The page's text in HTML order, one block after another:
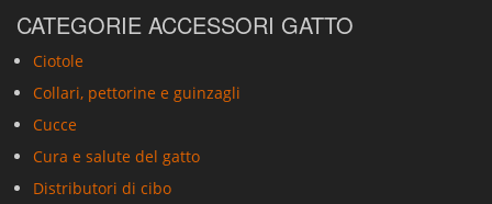
CATEGORIE ACCESSORI GATTO
Ciotole
Collari, pettorine e guinzagli
Cucce
Cura e salute del gatto
Distributori di cibo